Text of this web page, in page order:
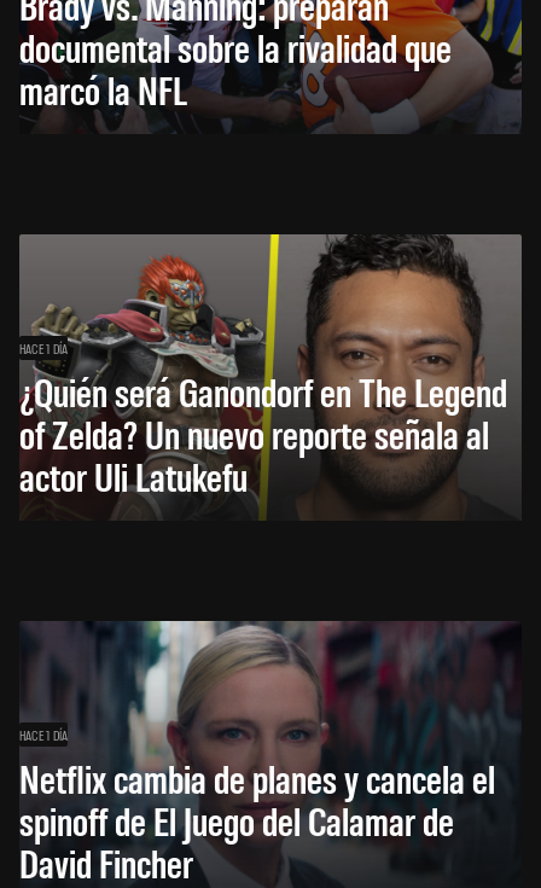
documental sobre la rivalidad que
marcó la NFL
HACE 1 DÍA
¿Quién será Ganondorf en The Legend
of Zelda? Un nuevo reporte señala al
actor Uli Latukefu
HACE 1 DÍA
Netflix cambia de planes y cancela el
spinoff de El Juego del Calamar de
David Fincher